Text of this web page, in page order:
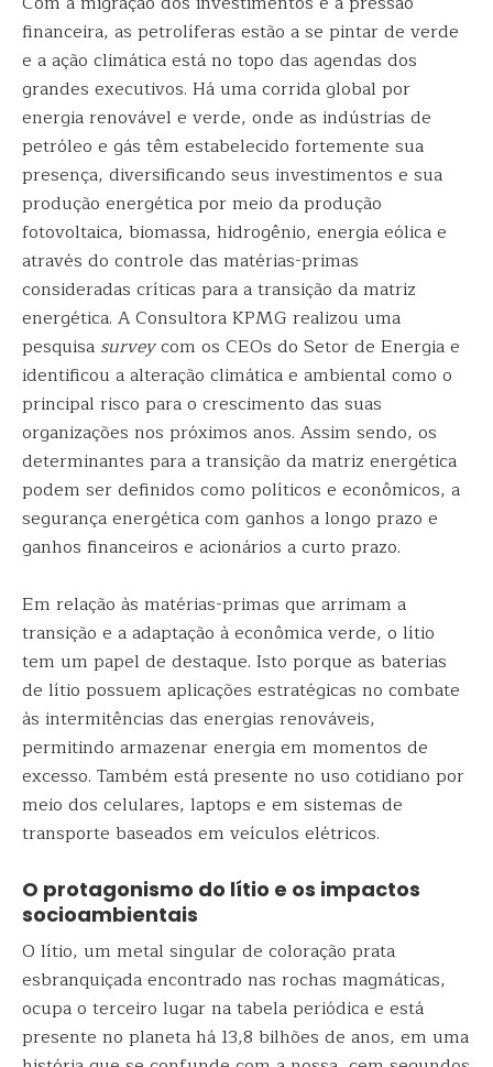
financeira, as petrolíferas estão a se pintar de verde
e a ação climática está no topo das agendas dos
grandes executivos. Há uma corrida global por
energia renovável e verde, onde as indústrias de
petróleo e gás têm estabelecido fortemente sua
presença, diversificando seus investimentos e sua
produção energética por meio da produção
fotovoltaica, biomassa, hidrogênio, energia eólica e
através do controle das matérias-primas
consideradas críticas para a transição da matriz
energética. A Consultora KPMG realizou uma
pesquisa surveycom os CEOs do Setor de Energia e
identificou a alteração climática e ambiental como o
principal risco para o crescimento das suas
organizações nos próximos anos. Assim sendo, os
determinantes para a transição da matriz energética
podem ser definidos como políticos e econômicos, a
segurança energética com ganhos a longo prazo e
ganhos financeiros e acionários a curto prazo.
Em relação às matérias-primas que arrimam a
transição e a adaptação à econômica verde, o lítio
tem um papel de destaque. Isto porque as baterias
de lítio possuem aplicações estratégicas no combate
às intermitências das energias renováveis,
permitindo armazenar energia em momentos de
excesso. Também está presente no uso cotidiano por
meio dos celulares, laptops e em sistemas de
transporte baseados em veículos elétricos.
O protagonismo do lítio e os impactos
socioambientais
O lítio, um metal singular de coloração prata
esbranquiçada encontrado nas rochas magmáticas,
ocupa o terceiro lugar na tabela periódica e está
presente no planeta há 13,8 bilhões de anos, em uma